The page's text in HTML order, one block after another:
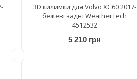
3D килимки для Volvo XC60 2017-
бежеві задні WeatherTech
4512532
5 210 грн